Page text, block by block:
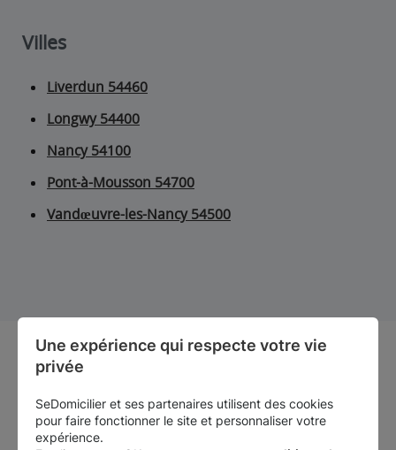
Villes
Liverdun 54460
Longwy 54400
Nancy 54100
Pont-à-Mousson 54700
Vandœuvre-les-Nancy 54500
Notre sélection de centres
Une expérience qui respecte votre vie
privée
SeDomicilier et ses partenaires utilisent des cookies
pour faire fonctionner le site et personnaliser votre
expérience.